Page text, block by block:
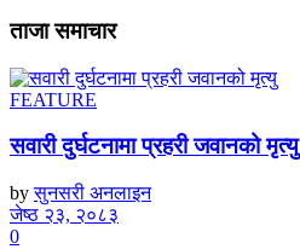
ताजा समाचार
FEATURE
सवारी दुर्घटनामा प्रहरी जवानको मृत्यु
by सुनसरी अनलाइन
जेष्ठ २३, २०८३
0